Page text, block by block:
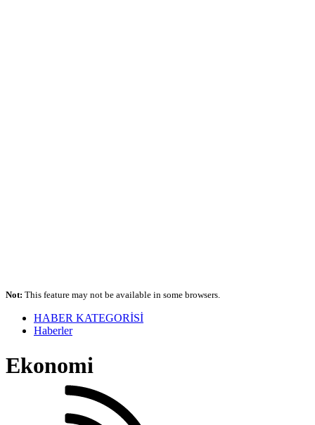
Not: This feature may not be available in some browsers.
HABER KATEGORİSİ
Haberler
Ekonomi